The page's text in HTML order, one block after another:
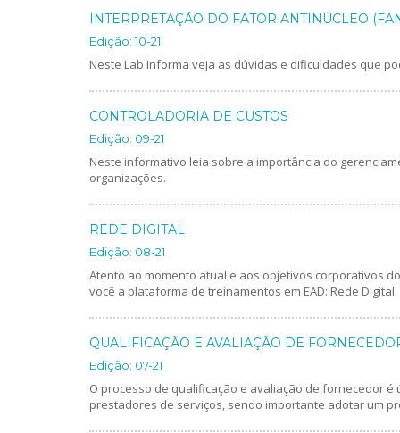
INTERPRETAÇÃO DO FATOR ANTINÚCLEO
Edição: 10-21
Neste Lab Informa veja as dúvidas e dificuldades que
CONTROLADORIA DE CUSTOS
Edição: 09-21
Neste informativo leia sobre a importância do
organizações.
REDE DIGITAL
Edição: 08-21
Atento ao momento atual e aos objetivos corporativos
você a plataforma de treinamentos em EAD: Rede Digital.
QUALIFICAÇÃO E AVALIAÇÃO DE
Edição: 07-21
O processo de qualificação e avaliação de fornecedor
prestadores de serviços, sendo importante adotar um